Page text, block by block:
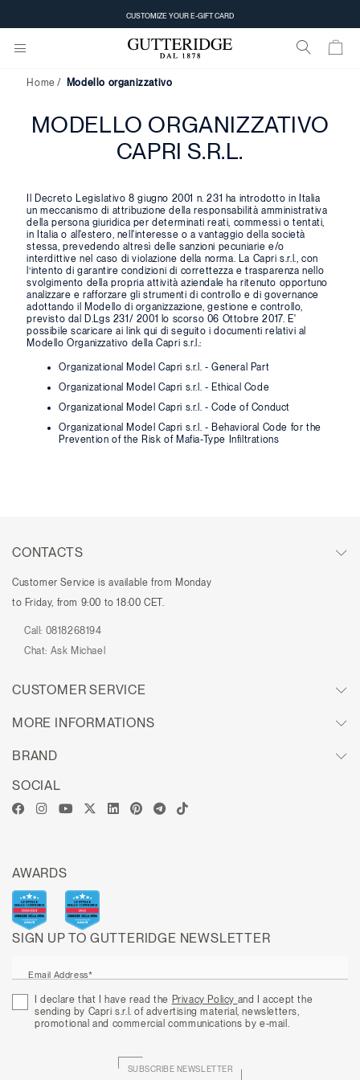
CUSTOMIZE YOUR E-GIFT CARD
Home Modello organizzativo
MODELLO ORGANIZZATIVO
CAPRI S.R.L.
Il Decreto Legislativo 8 giugno 2001 n. 231 ha introdotto in Italia
un meccanismo di attribuzione della responsabilità amministrativa
della persona giuridica per determinati reati, commessi o tentati,
in Italia o all'estero, nell'interesse o a vantaggio della società
stessa, prevedendo altresì delle sanzioni pecuniarie e/o
interdittive nel caso di violazione della norma. La Capri s.r.l., con
l’intento di garantire condizioni di correttezza e trasparenza nello
svolgimento della propria attività aziendale ha ritenuto opportuno
analizzare e rafforzare gli strumenti di controllo e di governance
adottando il Modello di organizzazione, gestione e controllo,
previsto dal D.Lgs 231/ 2001 lo scorso 06 Ottobre 2017. E'
possibile scaricare ai link qui di seguito i documenti relativi al
Modello Organizzativo della Capri s.r.l.:
Organizational Model Capri s.r.l. - General Part
Organizational Model Capri s.r.l. - Ethical Code
Organizational Model Capri s.r.l. - Code of Conduct
Organizational Model Capri s.r.l. - Behavioral Code for the
Prevention of the Risk of Mafia-Type Infiltrations
CONTACTS
Customer Service is available from Monday
to Friday, from 9:00 to 18:00 CET.
Call: 0818268194
Chat: Ask Michael
CUSTOMER SERVICE
MORE INFORMATIONS
BRAND
SIGN UP TO GUTTERIDGE NEWSLETTER
Email Address*
I declare that I have read the Privacy Policy and I accept the
sending by Capri s.r.l. of advertising material, newsletters,
promotional and commercial communications by e-mail.
SUBSCRIBE NEWSLETTER
SOCIAL
AWARDS